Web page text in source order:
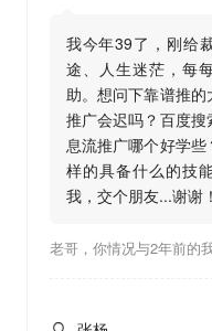
我今年39了，刚给
途、人生迷茫，每
助。想问下靠谱推
推广会迟吗？百度
息流推广哪个好学
样的具备什么的技
我，交个朋友...谢谢